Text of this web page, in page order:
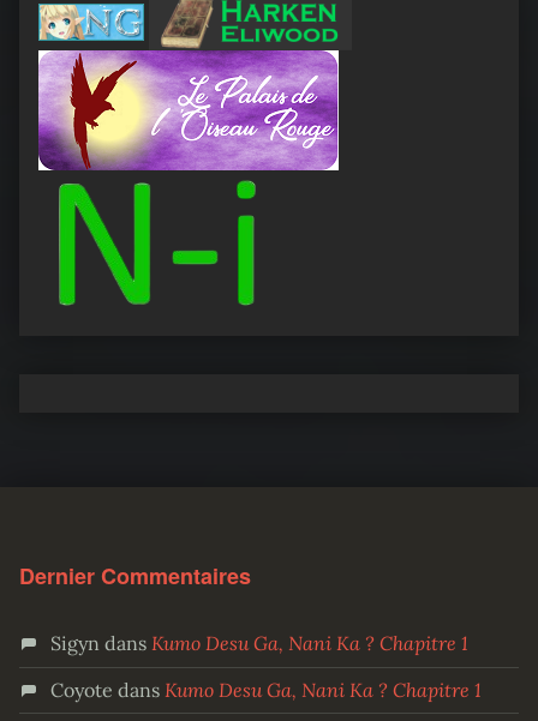
Dernier Commentaires
Sigyn dans Kumo Desu Ga, Nani Ka ? Chapitre 1
Coyote dans Kumo Desu Ga, Nani Ka ? Chapitre 1